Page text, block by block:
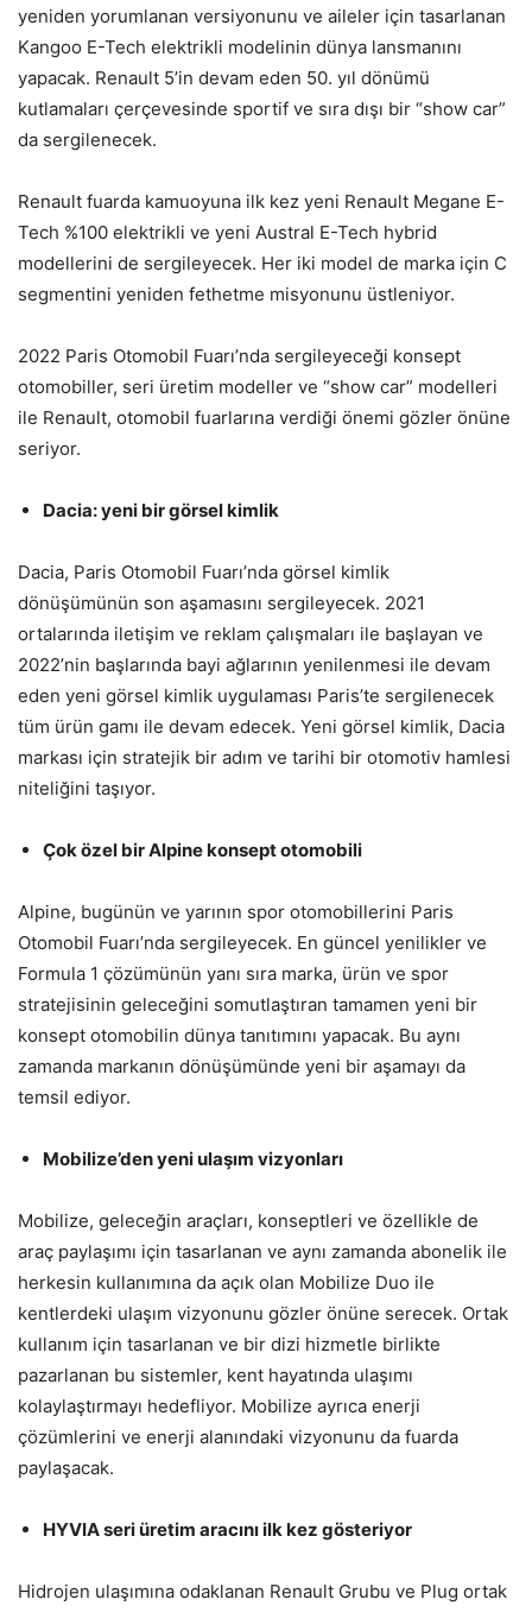
yeniden yorumlanan versiyonunu ve aileler için tasarlanan
Kangoo E-Tech elektrikli modelinin dünya lansmanını
yapacak. Renault 5’in devam eden 50. yıl dönümü
kutlamaları çerçevesinde sportif ve sıra dışı bir “show car”
da sergilenecek.
Renault fuarda kamuoyuna ilk kez yeni Renault Megane E-
Tech %100 elektrikli ve yeni Austral E-Tech hybrid
modellerini de sergileyecek. Her iki model de marka için C
segmentini yeniden fethetme misyonunu üstleniyor.
2022 Paris Otomobil Fuarı’nda sergileyeceği konsept
otomobiller, seri üretim modeller ve “show car” modelleri
ile Renault, otomobil fuarlarına verdiği önemi gözler önüne
seriyor.
Dacia: yeni bir görsel kimlik
Dacia, Paris Otomobil Fuarı’nda görsel kimlik
dönüşümünün son aşamasını sergileyecek. 2021
ortalarında iletişim ve reklam çalışmaları ile başlayan ve
2022’nin başlarında bayi ağlarının yenilenmesi ile devam
eden yeni görsel kimlik uygulaması Paris’te sergilenecek
tüm ürün gamı ile devam edecek. Yeni görsel kimlik, Dacia
markası için stratejik bir adım ve tarihi bir otomotiv hamlesi
niteliğini taşıyor.
Çok özel bir Alpine konsept otomobili
Alpine, bugünün ve yarının spor otomobillerini Paris
Otomobil Fuarı’nda sergileyecek. En güncel yenilikler ve
Formula 1 çözümünün yanı sıra marka, ürün ve spor
stratejisinin geleceğini somutlaştıran tamamen yeni bir
konsept otomobilin dünya tanıtımını yapacak. Bu aynı
zamanda markanın dönüşümünde yeni bir aşamayı da
temsil ediyor.
Mobilize’den yeni ulaşım vizyonları
Mobilize, geleceğin araçları, konseptleri ve özellikle de
araç paylaşımı için tasarlanan ve aynı zamanda abonelik ile
herkesin kullanımına da açık olan Mobilize Duo ile
kentlerdeki ulaşım vizyonunu gözler önüne serecek. Ortak
kullanım için tasarlanan ve bir dizi hizmetle birlikte
pazarlanan bu sistemler, kent hayatında ulaşımı
kolaylaştırmayı hedefliyor. Mobilize ayrıca enerji
çözümlerini ve enerji alanındaki vizyonunu da fuarda
paylaşacak.
HYVIA seri üretim aracını ilk kez gösteriyor
Hidrojen ulaşımına odaklanan Renault Grubu ve Plug ortak